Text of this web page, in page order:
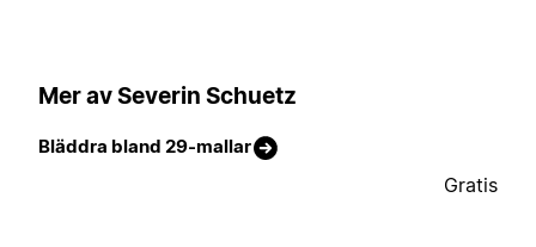
Mer av Severin Schuetz
Bläddra bland 29-mallar
Gratis